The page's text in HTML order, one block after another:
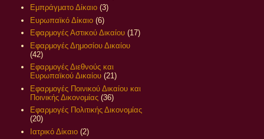
Εμπράγματο Δίκαιο (3)
Ευρωπαϊκό Δίκαιο (6)
Εφαρμογές Αστικού Δικαίου (17)
Εφαρμογές Δημοσίου Δικαίου
(42)
Εφαρμογές Διεθνούς και
Ευρωπαϊκού Δικαίου (21)
Εφαρμογές Ποινικού Δικαίου και
Ποινικής Δικονομίας (36)
Εφαρμογές Πολιτικής Δικονομίας
(20)
Ιατρικό Δίκαιο (2)